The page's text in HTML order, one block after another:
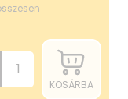
KOSÁRBA